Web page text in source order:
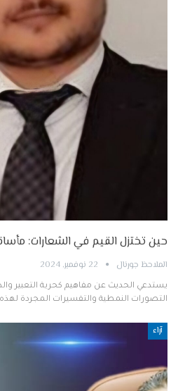
حين تختزل القيم في الشعارات:
الملاحظ جورنال 22 نوفمبر, 2024
يستدعي الحديث عن مفاهيم كحرية التعبير
التصورات النمطية والتفسيرات المجردة لهذه
آراء